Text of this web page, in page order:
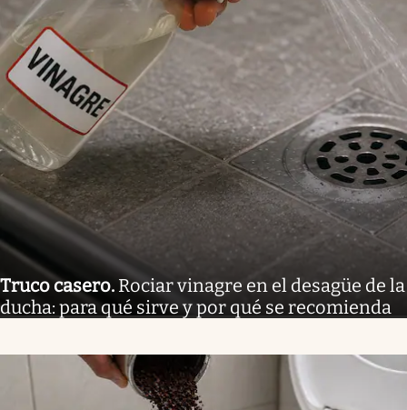
Truco casero. Rociar vinagre en el desagüe de la
ducha: para qué sirve y por qué se recomienda